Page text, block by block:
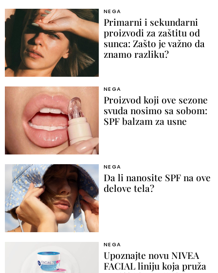
NEGA
Primarni i sekundarni
proizvodi za zaštitu od
sunca: Zašto je važno da
znamo razliku?
NEGA
Proizvod koji ove sezone
svuda nosimo sa sobom:
SPF balzam za usne
NEGA
Da li nanosite SPF na ove
delove tela?
NEGA
Upoznajte novu NIVEA
FACIAL liniju koja pruža